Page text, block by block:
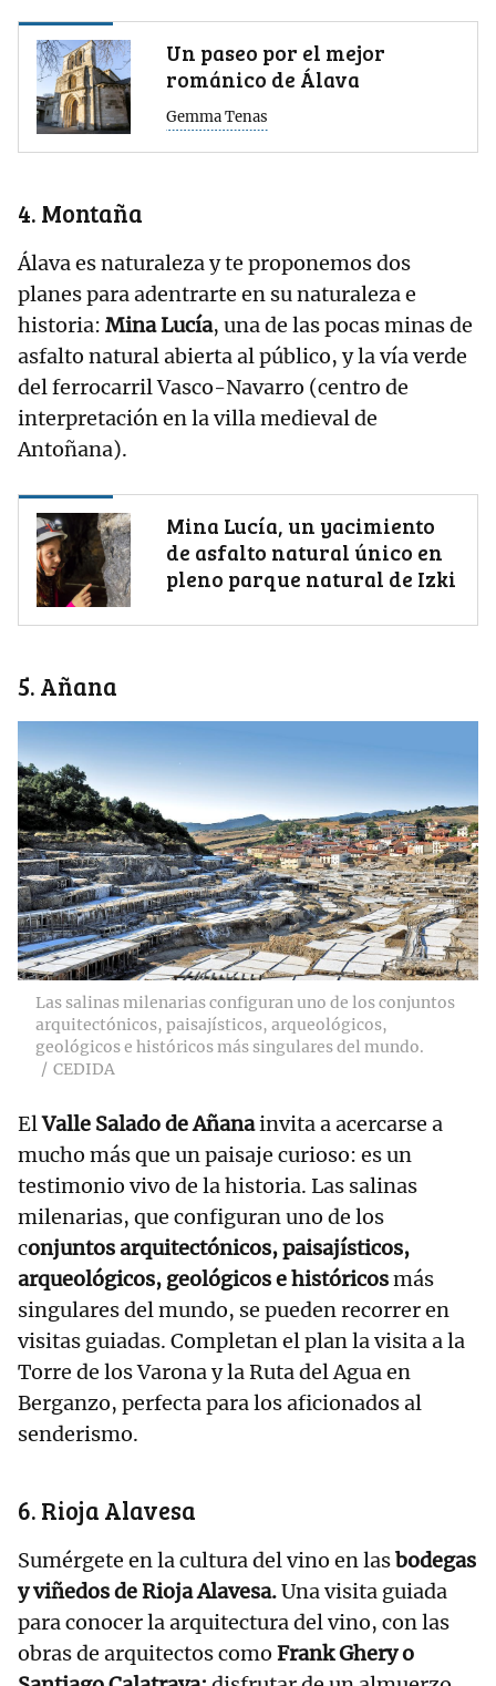
Un paseo por el mejor
románico de Álava
Gemma Tenas
4. Montaña
Álava es naturaleza y te proponemos dos
planes para adentrarte en su naturaleza e
historia: Mina Lucía, una de las pocas minas de
asfalto natural abierta al público, y la vía verde
del ferrocarril Vasco-Navarro (centro de
interpretación en la villa medieval de
Antoñana).
Mina Lucía, un yacimiento
de asfalto natural único en
pleno parque natural de Izki
5. Añana
Las salinas milenarias configuran uno de los conjuntos
arquitectónicos, paisajísticos, arqueológicos,
geológicos e históricos más singulares del mundo.
CEDIDA
ElValle Salado de Añanainvita a acercarse a
mucho más que un paisaje curioso: es un
testimonio vivo de la historia. Las salinas
milenarias, que configuran uno de los
conjuntos arquitectónicos, paisajísticos,
arqueológicos, geológicos e históricosmás
singulares del mundo, se pueden recorrer en
visitas guiadas. Completan el plan la visita a la
Torre de los Varona y la Ruta del Agua en
Berganzo, perfecta para los aficionados al
senderismo.
6. Rioja Alavesa
Sumérgete en la cultura del vino en lasbodegas
y viñedos de Rioja Alavesa.Una visita guiada
para conocer la arquitectura del vino, con las
obras de arquitectos como Frank Ghery o